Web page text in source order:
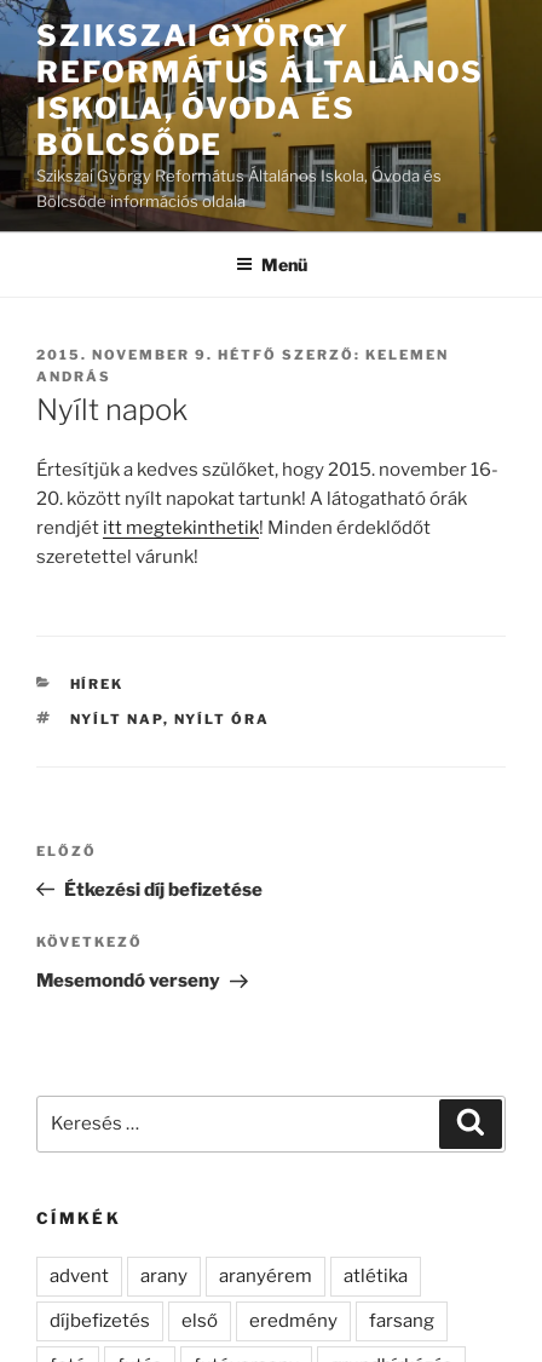
Tartalomhoz
SZIKSZAI GYÖRGY
REFORMÁTUS ÁLTALÁNOS
ISKOLA, ÓVODA ÉS
BÖLCSŐDE
Szikszai György Református Általános Iskola, Óvoda és
Bölcsőde információs oldala
Menü
BEKÜLDVE:
2015. NOVEMBER 9. HÉTFŐ SZERZŐ: KELEMEN
ANDRÁS
Nyílt napok
Értesítjük a kedves szülőket, hogy 2015. november 16-
20. között nyílt napokat tartunk! A látogatható órák
rendjét itt megtekinthetik! Minden érdeklődőt
szeretettel várunk!
KATEGÓRIÁK
HÍREK
CÍMKÉK
NYÍLT NAP, NYÍLT ÓRA
Bejegyzés
navigáció
Korábbi
bejegyzés
ELŐZŐ
Étkezési díj befizetése
Következő
bejegyzés
KÖVETKEZŐ
Mesemondó verseny
CÍMKÉK
advent arany aranyérem atlétika
díjbefizetés első eredmény farsang